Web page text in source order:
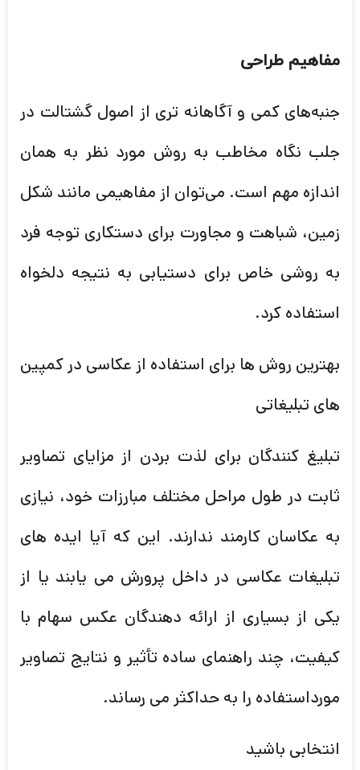
مفاهیم طراحی
جنبه‌های کمی و آگاهانه تری از اصول گشتالت در
جلب نگاه مخاطب به روش مورد نظر به همان
اندازه مهم است. می‌توان از مفاهیمی مانند شکل
زمین، شباهت و مجاورت برای دستکاری توجه فرد
به روشی خاص برای دستیابی به نتیجه دلخواه
استفاده کرد.
بهترین روش ها برای استفاده از عکاسی در کمپین
های تبلیغاتی
تبلیغ کنندگان برای لذت بردن از مزایای تصاویر
ثابت در طول مراحل مختلف مبارزات خود، نیازی
به عکاسان کارمند ندارند. این که آیا ایده های
تبلیغات عکاسی در داخل پرورش می یابند یا از
یکی از بسیاری از ارائه دهندگان عکس سهام با
کیفیت، چند راهنمای ساده تأثیر و نتایج تصاویر
مورداستفاده را به حداکثر می رساند.
انتخابی باشید